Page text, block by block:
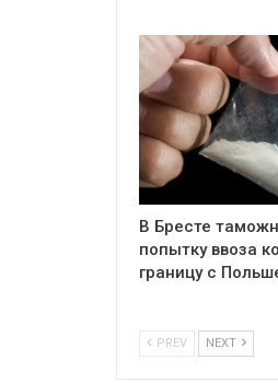
В Бресте
попытку ввоза
границу с
PREV NEXT